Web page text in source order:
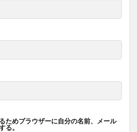
ためブラウザーに自分の名前、メール
る。